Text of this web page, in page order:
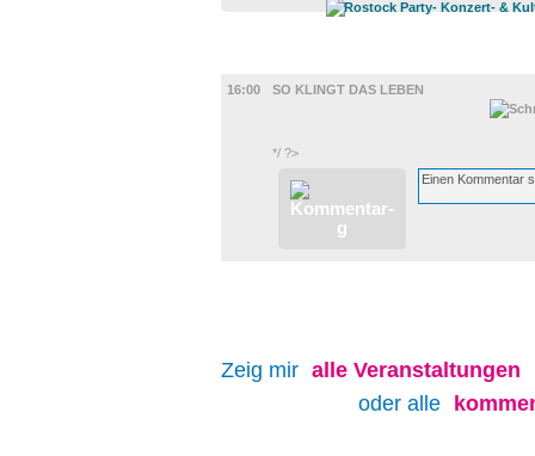
16:00
SO KLINGT DAS LEBEN
*/ ?>
Zeig mir alle Veranstaltungen
oder alle